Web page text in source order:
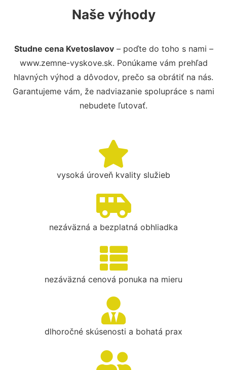
Naše výhody
Studne cena Kvetoslavov– poďte do toho s nami –
www.zemne-vyskove.sk. Ponúkame vám prehľad
hlavných výhod a dôvodov, prečo sa obrátiť na nás.
Garantujeme vám, že nadviazanie spolupráce s nami
nebudete ľutovať.
vysoká úroveň kvality služieb
nezáväzná a bezplatná obhliadka
nezáväzná cenová ponuka na mieru
dlhoročné skúsenosti a bohatá prax